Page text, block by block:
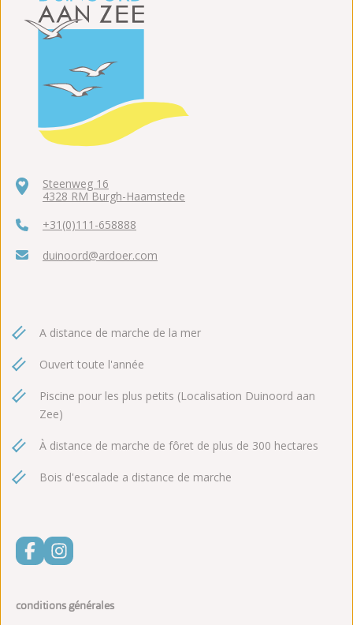
Steenweg 16
4328 RM Burgh-Haamstede
+31(0)111-658888
duinoord@ardoer.com
A distance de marche de la mer
Ouvert toute l'année
Piscine pour les plus petits (Localisation Duinoord aan
Zee)
À distance de marche de fôret de plus de 300 hectares
Bois d'escalade a distance de marche
conditions générales